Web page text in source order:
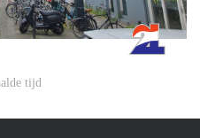
tijd